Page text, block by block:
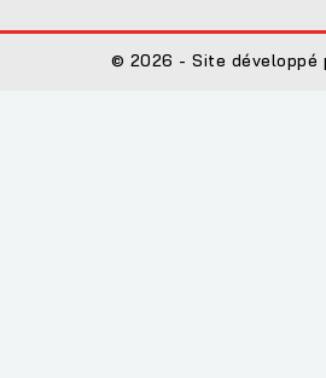
© 2026 - Site développé